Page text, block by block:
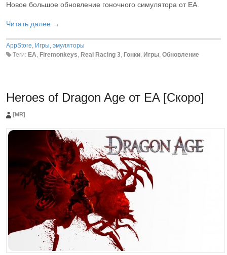
Новое большое обновление гоночного симулятора от EA.
Читать далее →
AppStore, Игры, эмуляторы
Теги: EA, Firemonkeys, Real Racing 3, Гонки, Игры, Обновление
Heroes of Dragon Age от EA [Скоро]
[MR]